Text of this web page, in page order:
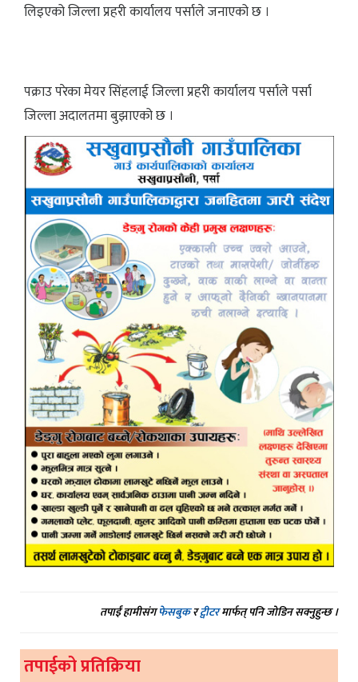
लिइएको जिल्ला प्रहरी कार्यालय पर्साले जनाएको छ ।
पक्राउ परेका मेयर सिंहलाई जिल्ला प्रहरी कार्यालय पर्साले पर्सा
जिल्ला अदालतमा बुझाएको छ ।
तपाईं हामीसंगफेसबुकरट्वीटरमार्फत् पनि जोडिन सक्नुहुन्छ ।
तपाईको प्रतिक्रिया